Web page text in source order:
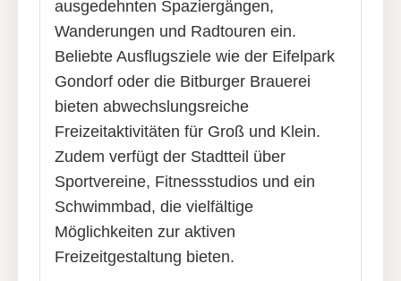
ausgedehnten Spaziergängen,
Wanderungen und Radtouren ein.
Beliebte Ausflugsziele wie der Eifelpark
Gondorf oder die Bitburger Brauerei
bieten abwechslungsreiche
Freizeitaktivitäten für Groß und Klein.
Zudem verfügt der Stadtteil über
Sportvereine, Fitnessstudios und ein
Schwimmbad, die vielfältige
Möglichkeiten zur aktiven
Freizeitgestaltung bieten.